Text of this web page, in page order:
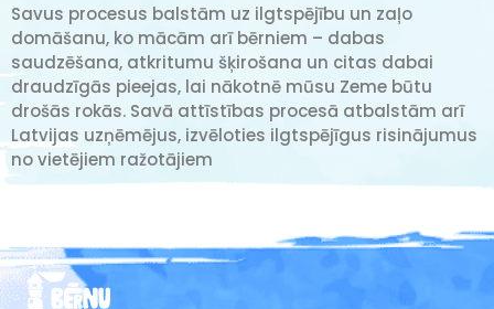
Savus procesus balstām uz ilgtspējību un zaļo
domāšanu, ko mācām arī bērniem – dabas
saudzēšana, atkritumu šķirošana un citas dabai
draudzīgās pieejas, lai nākotnē mūsu Zeme būtu
drošās rokās. Savā attīstības procesā atbalstām arī
Latvijas uzņēmējus, izvēloties ilgtspējīgus risinājumus
no vietējiem ražotājiem